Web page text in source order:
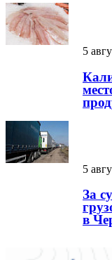
5
5
За
в